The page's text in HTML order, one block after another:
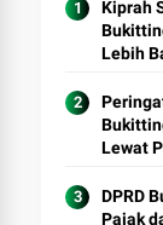
Kiprah
Lebih
Lewat
DPRD
Pajak